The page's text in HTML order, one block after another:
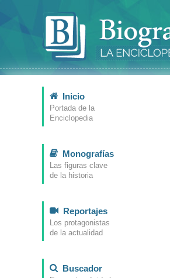
Inicio
Portada de la
Enciclopedia
Monografías
Las figuras clave
de la historia
Reportajes
Los protagonistas
de la actualidad
Buscador